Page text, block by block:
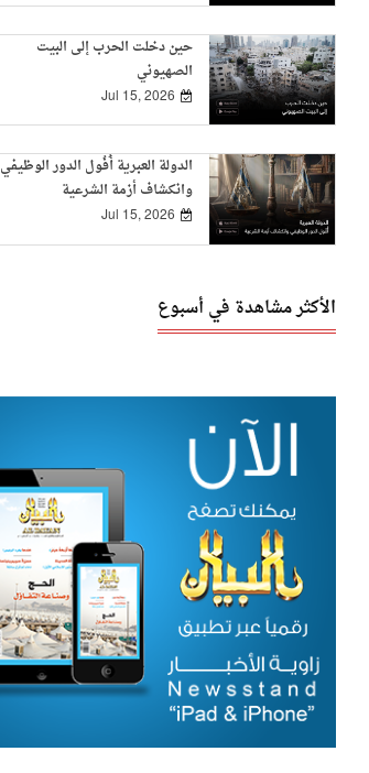
حين دخلت الحرب إلى البيت
الصهيوني
Jul 15, 2026
الدولة العبرية أُفُول الدور الوظيفي
وانكشاف أزمة الشرعية
Jul 15, 2026
الأكثر مشاهدة في أسبوع